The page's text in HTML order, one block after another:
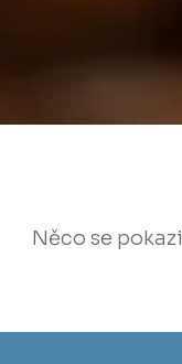
Něco se